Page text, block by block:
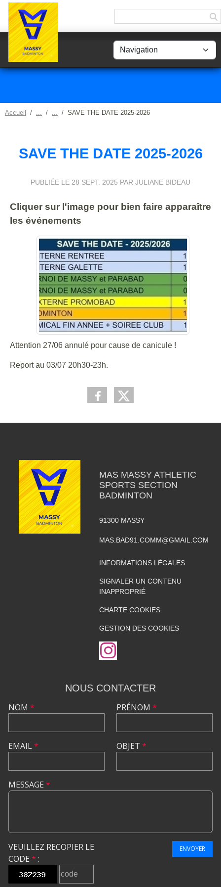
Accueil SAVE THE DATE 2025-2026
SAVE THE DATE 2025-2026
PUBLIÉE LE 28 SEPT. 2025 PAR JULIANE BIDEAU
Cliquer sur l'image pour bien faire apparaître
les événements
Attention 27/06 annulé pour cause de canicule !
Report au 03/07 20h30-23h.
MAS MASSY ATHLETIC
SPORTS SECTION
BADMINTON
91300 MASSY
MAS.BAD91.COMM@GMAIL.COM
INFORMATIONS LÉGALES
SIGNALER UN CONTENU
INAPPROPRIÉ
CHARTE COOKIES
GESTION DES COOKIES
NOUS CONTACTER
NOM *
EMAIL*
PRÉNOM *
OBJET *
MESSAGE *
VEUILLEZ RECOPIER LE
CODE * :
ENVOYER
Panneau de gestion des cookies